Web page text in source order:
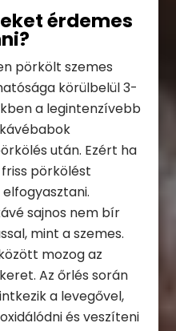
érdemes
pörkölt szemes
körülbelül 3-
a legintenzívebb
után. Ezért ha
pörkölést
sajnos nem bír
mint a szemes.
mozog az
Az őrlés során
a levegővel,
és veszíteni